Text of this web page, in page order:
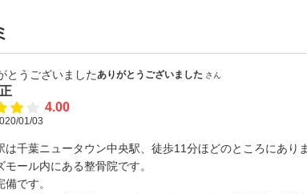
ありがとうございました さん
4.00
01/03
は千葉ニュータウン中央駅、徒歩11分ほどのところにありま
モール内にある整骨院です。
です。